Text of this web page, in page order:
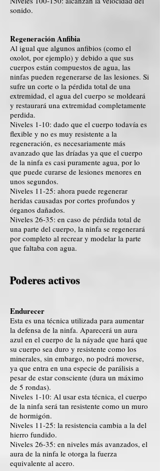
sonido.
Regeneración Anfibia
Al igual que algunos anfibios (como el
oxolot, por ejemplo) y debido a que sus
cuerpos están compuestos de agua, las
ninfas pueden regenerarse de las lesiones. Si
sufre un corte o la pérdida total de una
extremidad, el agua del cuerpo se moldeará
y restaurará una extremidad completamente
perdida.
Niveles 1-10: dado que el cuerpo todavía es
flexible y no es muy resistente a la
regeneración, es necesariamente más
avanzado que las dríadas ya que el cuerpo
de la ninfa es casi puramente agua, por lo
que puede curarse de lesiones menores en
unos segundos.
Niveles 11-25: ahora puede regenerar
heridas causadas por cortes profundos y
órganos dañados.
Niveles 26-35: en caso de pérdida total de
una parte del cuerpo, la ninfa se regenerará
por completo al recrear y modelar la parte
que faltaba con agua.
Poderes activos
Endurecer
Esta es una técnica utilizada para aumentar
la defensa de la ninfa. Aparecerá un aura
azul en el cuerpo de la náyade que hará que
su cuerpo sea duro y resistente como los
minerales, sin embargo, no podrá moverse,
ya que entra en una especie de parálisis a
pesar de estar consciente (dura un máximo
de 5 rondas).
Niveles 1-10: Al usar esta técnica, el cuerpo
de la ninfa será tan resistente como un muro
de hormigón.
Niveles 11-25: la resistencia cambia a la del
hierro fundido.
Niveles 26-35: en niveles más avanzados, el
aura de la ninfa le otorga la fuerza
equivalente al acero.